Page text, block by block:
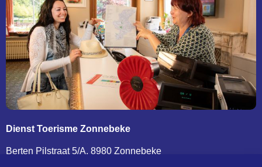
Dienst Toerisme Zonnebeke
Berten Pilstraat 5/A, 8980 Zonnebeke